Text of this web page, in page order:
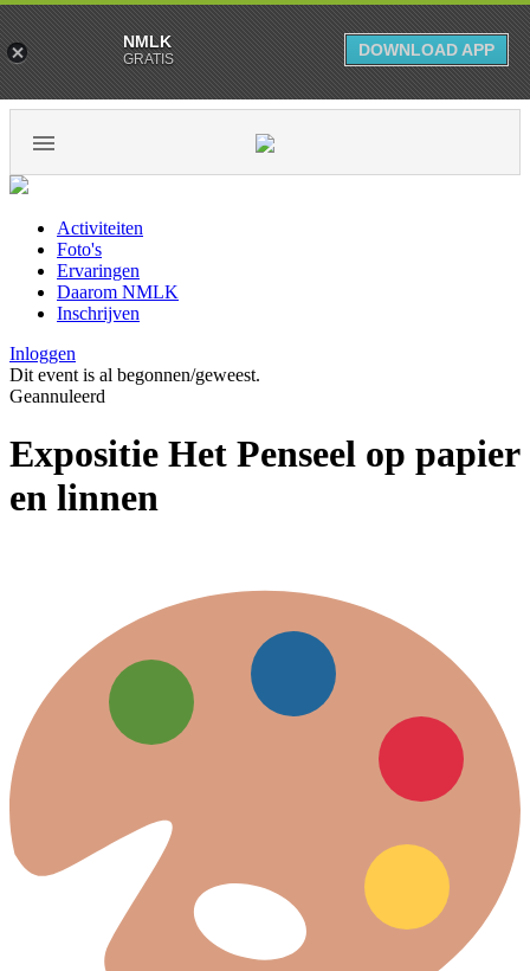
Activiteiten
Foto's
Ervaringen
Daarom NMLK
Inschrijven
Inloggen
Dit event is al begonnen/geweest.
Geannuleerd
Expositie Het Penseel op papier
en linnen
NMLK
GRATIS DOWNLOAD APP